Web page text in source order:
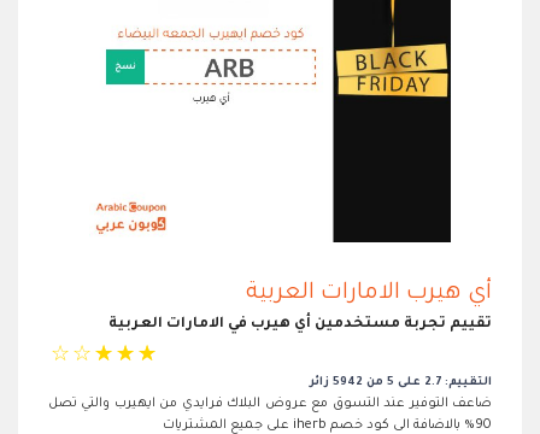
أي هيرب الامارات العربية
تقييم تجربة مستخدمين أي هيرب في الامارات العربية
☆ ☆ ☆ ☆ ☆
التقييم: 2.7 على 5 من 5942 زائر
ضاعف التوفير عند التسوق مع عروض البلاك فرايدي من ايهيرب والتي تصل
90% بالاضافة الى كود خصم iherb على جميع المشتريات